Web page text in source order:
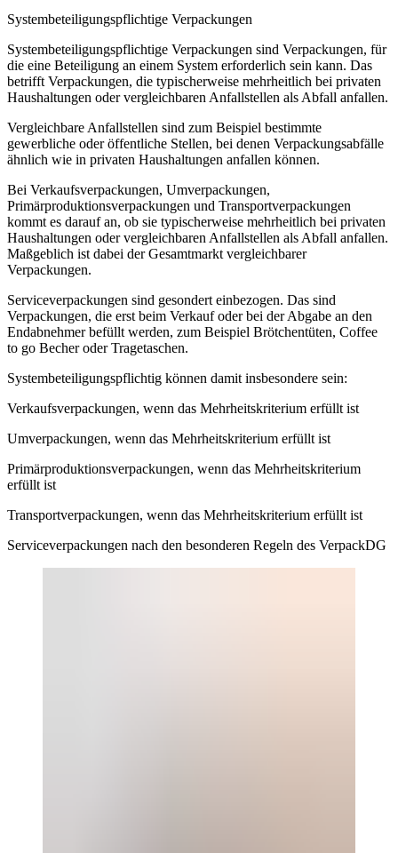
Systembeteiligungspflichtige Verpackungen
Systembeteiligungspflichtige Verpackungen sind Verpackungen, für
die eine Beteiligung an einem System erforderlich sein kann. Das
betrifft Verpackungen, die typischerweise mehrheitlich bei privaten
Haushaltungen oder vergleichbaren Anfallstellen als Abfall anfallen.
Vergleichbare Anfallstellen sind zum Beispiel bestimmte
gewerbliche oder öffentliche Stellen, bei denen Verpackungsabfälle
ähnlich wie in privaten Haushaltungen anfallen können.
Bei Verkaufsverpackungen, Umverpackungen,
Primärproduktionsverpackungen und Transportverpackungen
kommt es darauf an, ob sie typischerweise mehrheitlich bei privaten
Haushaltungen oder vergleichbaren Anfallstellen als Abfall anfallen.
Maßgeblich ist dabei der Gesamtmarkt vergleichbarer
Verpackungen.
Serviceverpackungen sind gesondert einbezogen. Das sind
Verpackungen, die erst beim Verkauf oder bei der Abgabe an den
Endabnehmer befüllt werden, zum Beispiel Brötchentüten, Coffee
to go Becher oder Tragetaschen.
Systembeteiligungspflichtig können damit insbesondere sein:
Verkaufsverpackungen, wenn das Mehrheitskriterium erfüllt ist
Umverpackungen, wenn das Mehrheitskriterium erfüllt ist
Primärproduktionsverpackungen, wenn das Mehrheitskriterium
erfüllt ist
Transportverpackungen, wenn das Mehrheitskriterium erfüllt ist
Serviceverpackungen nach den besonderen Regeln des VerpackDG